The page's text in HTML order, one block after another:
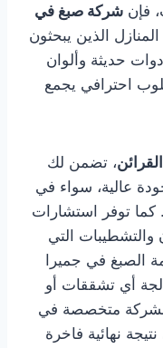
فإن شركة صبغ في
الذين يبحثون
حديثة وألوان
احترافي يجمع
، تضمن لك
عالية، سواء في
كما توفر استشارات
والتشطيبات التي
الصبغ في جميرا
أي تشققات أو
لشركة متخصصة في
نهائية فاخرة